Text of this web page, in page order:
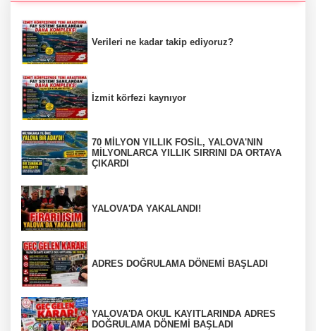
Verileri ne kadar takip ediyoruz?
İzmit körfezi kaynıyor
70 MİLYON YILLIK FOSİL, YALOVA'NIN
MİLYONLARCA YILLIK SIRRINI DA ORTAYA
ÇIKARDI
YALOVA'DA YAKALANDI!
ADRES DOĞRULAMA DÖNEMİ BAŞLADI
YALOVA'DA OKUL KAYITLARINDA ADRES
DOĞRULAMA DÖNEMİ BAŞLADI